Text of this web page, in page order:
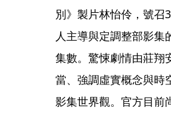
別》製片林怡伶，號召
人主導與定調整部影
集數。驚悚劇情由莊翔
當、強調虛實概念與時
影集世界觀。官方目前